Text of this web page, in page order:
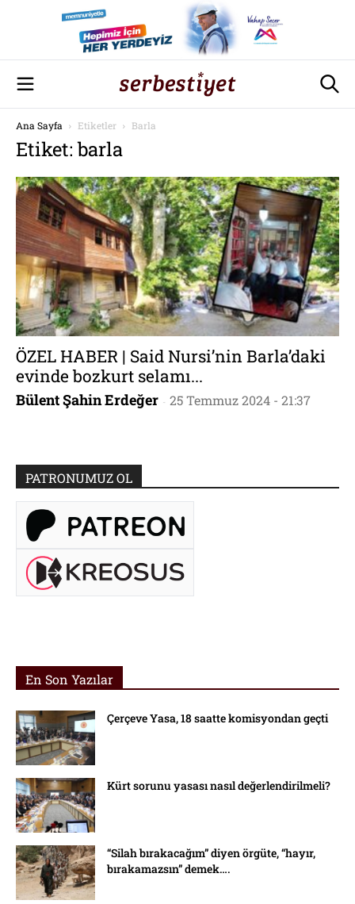
Ana Sayfa Etiketler Barla
Etiket: barla
ÖZEL HABER | Said Nursi’nin Barla’daki
evinde bozkurt selamı...
Bülent Şahin Erdeğer - 25 Temmuz 2024 - 21:37
PATRONUMUZ OL
En Son Yazılar
Çerçeve Yasa, 18 saatte komisyondan geçti
Kürt sorunu yasası nasıl değerlendirilmeli?
“Silah bırakacağım” diyen örgüte, “hayır,
bırakamazsın” demek….